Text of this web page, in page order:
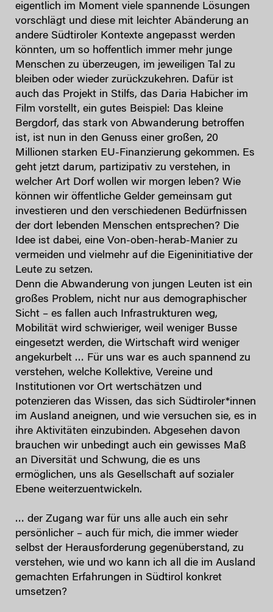
eigentlich im Moment viele spannende Lösungen
vorschlägt und diese mit leichter Abänderung an
andere Südtiroler Kontexte angepasst werden
könnten, um so hoffentlich immer mehr junge
Menschen zu überzeugen, im jeweiligen Tal zu
bleiben oder wieder zurückzukehren. Dafür ist
auch das Projekt in Stilfs, das Daria Habicher im
Film vorstellt, ein gutes Beispiel: Das kleine
Bergdorf, das stark von Abwanderung betroffen
ist, ist nun in den Genuss einer großen, 20
Millionen starken EU-Finanzierung gekommen. Es
geht jetzt darum, partizipativ zu verstehen, in
welcher Art Dorf wollen wir morgen leben? Wie
können wir öffentliche Gelder gemeinsam gut
investieren und den verschiedenen Bedürfnissen
der dort lebenden Menschen entsprechen? Die
Idee ist dabei, eine Von-oben-herab-Manier zu
vermeiden und vielmehr auf die Eigeninitiative der
Leute zu setzen.
Denn die Abwanderung von jungen Leuten ist ein
großes Problem, nicht nur aus demographischer
Sicht – es fallen auch Infrastrukturen weg,
Mobilität wird schwieriger, weil weniger Busse
eingesetzt werden, die Wirtschaft wird weniger
angekurbelt … Für uns war es auch spannend zu
verstehen, welche Kollektive, Vereine und
Institutionen vor Ort wertschätzen und
potenzieren das Wissen, das sich Südtiroler*innen
im Ausland aneignen, und wie versuchen sie, es in
ihre Aktivitäten einzubinden. Abgesehen davon
brauchen wir unbedingt auch ein gewisses Maß
an Diversität und Schwung, die es uns
ermöglichen, uns als Gesellschaft auf sozialer
Ebene weiterzuentwickeln.
… der Zugang war für uns alle auch ein sehr
persönlicher – auch für mich, die immer wieder
selbst der Herausforderung gegenüberstand, zu
verstehen, wie und wo kann ich all die im Ausland
gemachten Erfahrungen in Südtirol konkret
umsetzen?